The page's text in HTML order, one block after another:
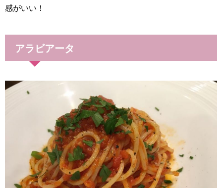
感がいい！
アラビアータ